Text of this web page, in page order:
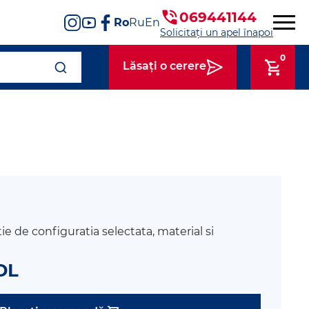
RoRuEn 069441144
Solicitați un apel înapoi
Lăsați o cerere
0
de configuratia selectata, material si